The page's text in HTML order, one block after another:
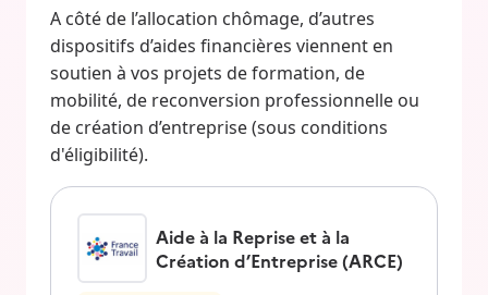
A côté de l’allocation chômage, d’autres
dispositifs d’aides financières viennent en
soutien à vos projets de formation, de
mobilité, de reconversion professionnelle ou
de création d’entreprise (sous conditions
d'éligibilité).
Aide à la Reprise et à la
Création d’Entreprise (ARCE)